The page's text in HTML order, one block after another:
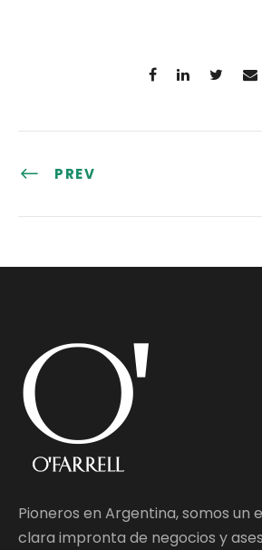
PREV
Pioneros en Argentina, somos un
clara impronta de negocios y